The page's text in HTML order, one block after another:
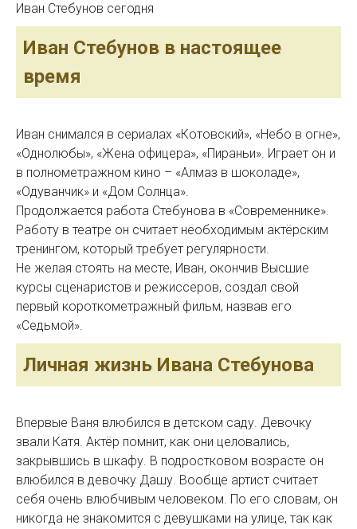
Иван Стебунов сегодня
Иван Стебунов в настоящее
время
Иван снимался в сериалах «Котовский», «Небо в огне»,
«Однолюбы», «Жена офицера», «Пираньи». Играет он и
в полнометражном кино – «Алмаз в шоколаде»,
«Одуванчик» и «Дом Солнца».
Продолжается работа Стебунова в «Современнике».
Работу в театре он считает необходимым актёрским
тренингом, который требует регулярности.
Не желая стоять на месте, Иван, окончив Высшие
курсы сценаристов и режиссеров, создал свой
первый короткометражный фильм, назвав его
«Седьмой».
Личная жизнь Ивана Стебунова
Впервые Ваня влюбился в детском саду. Девочку
звали Катя. Актёр помнит, как они целовались,
закрывшись в шкафу. В подростковом возрасте он
влюбился в девочку Дашу. Вообще артист считает
себя очень влюбчивым человеком. По его словам, он
никогда не знакомится с девушками на улице, так как